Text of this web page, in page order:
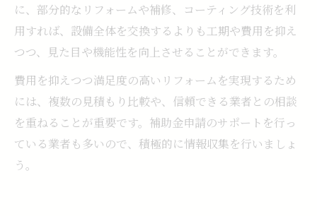
に、部分的なリフォームや補修、コーティング技術を利
用すれば、設備全体を交換するよりも工期や費用を抑え
つつ、見た目や機能性を向上させることができます。
費用を抑えつつ満足度の高いリフォームを実現するため
には、複数の見積もり比較や、信頼できる業者との相談
を重ねることが重要です。補助金申請のサポートを行っ
ている業者も多いので、積極的に情報収集を行いましょ
う。